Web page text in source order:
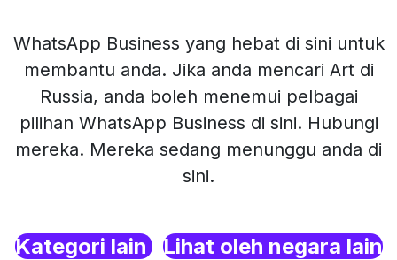
WhatsApp Business yang hebat di sini untuk
membantu anda. Jika anda mencari Art di
Russia, anda boleh menemui pelbagai
pilihan WhatsApp Business di sini. Hubungi
mereka. Mereka sedang menunggu anda di
sini.
Kategori lain Lihat oleh negara lain